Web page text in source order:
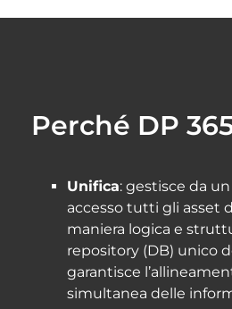
Perché DP
Unifica: gestisce da
accesso tutti gli asset
maniera logica e
repository (DB) unico
garantisce
simultanea delle